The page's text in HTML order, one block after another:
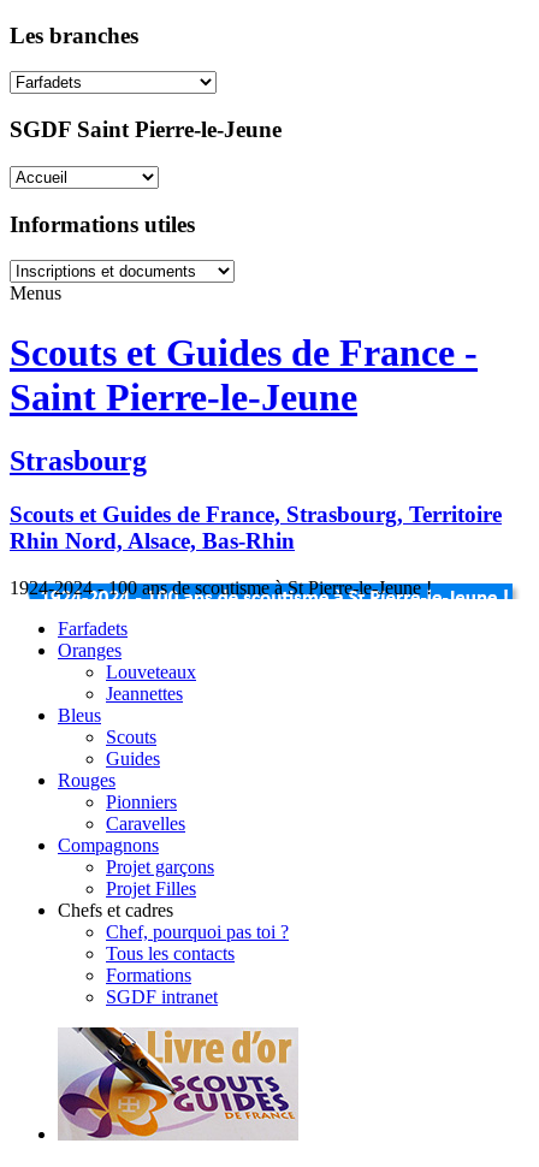
Les branches
SGDF Saint Pierre-le-Jeune
Informations utiles
Menus
Scouts et Guides de France -
Saint Pierre-le-Jeune
Strasbourg
Scouts et Guides de France, Strasbourg, Territoire
Rhin Nord, Alsace, Bas-Rhin
1924-2024 - 100 ans de scoutisme à St Pierre-le-Jeune !
Farfadets
Oranges
Louveteaux
Jeannettes
Bleus
Scouts
Guides
Rouges
Pionniers
Caravelles
Compagnons
Projet garçons
Projet Filles
Chefs et cadres
Chef, pourquoi pas toi ?
Tous les contacts
Formations
SGDF intranet